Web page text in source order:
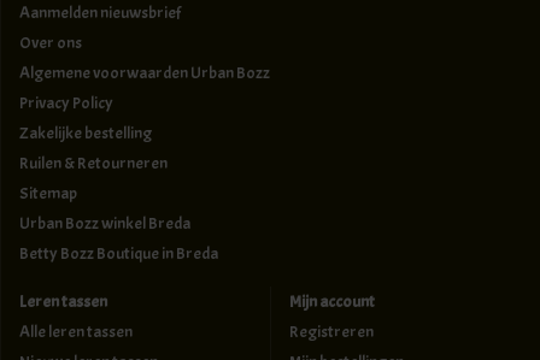
Aanmelden nieuwsbrief
Over ons
Algemene voorwaarden Urban Bozz
Privacy Policy
Zakelijke bestelling
Ruilen & Retourneren
Sitemap
Urban Bozz winkel Breda
Betty Bozz Boutique in Breda
Leren tassen
Alle leren tassen
Mijn account
Registreren